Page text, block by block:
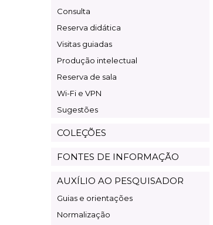
Consulta
Reserva didática
Visitas guiadas
Produção intelectual
Reserva de sala
Wi-Fi e VPN
Sugestões
COLEÇÕES
FONTES DE INFORMAÇÃO
AUXÍLIO AO PESQUISADOR
Guias e orientações
Normalização